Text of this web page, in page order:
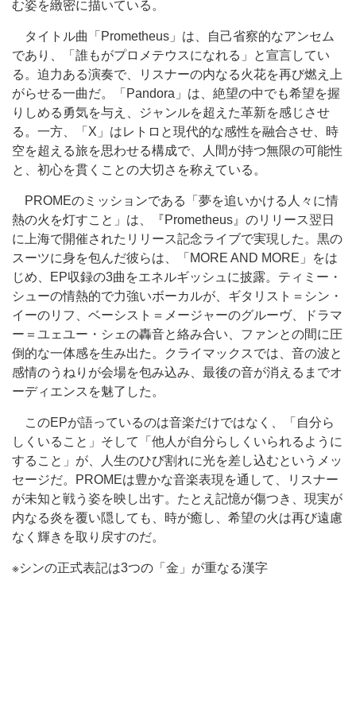
む姿を緻密に描いている。
タイトル曲「Prometheus」は、自己省察的なアンセム
であり、「誰もがプロメテウスになれる」と宣言してい
る。迫力ある演奏で、リスナーの内なる火花を再び燃え上
がらせる一曲だ。「Pandora」は、絶望の中でも希望を握
りしめる勇気を与え、ジャンルを超えた革新を感じさせ
る。一方、「X」はレトロと現代的な感性を融合させ、時
空を超える旅を思わせる構成で、人間が持つ無限の可能性
と、初心を貫くことの大切さを称えている。
PROMEのミッションである
「夢を追いかける人々に情
熱の火を灯すこと」 は、『Prometheus』のリリース翌日
に上海で開催されたリリース記念ライブで実現した。黒の
スーツに身を包んだ彼らは、「MORE AND MORE」をは
じめ、EP収録の3曲をエネルギッシュに披露。ティミー・
シューの情熱的で力強いボーカルが、ギタリスト＝シン・
イーのリフ、ベーシスト＝メージャーのグルーヴ、ドラマ
ー＝ユェユー・シェの轟音と絡み合い、ファンとの間に圧
倒的な一体感を生み出た。クライマックスでは、音の波と
感情のうねりが会場を包み込み、最後の音が消えるまでオ
ーディエンスを魅了した。
このEPが語っているのは音楽だけではなく、「自分ら
しくいること」そして「 他人が自分らしくいられるように
すること 」が、人生のひび割れに光を差し込むというメッ
セージだ。PROMEは豊かな音楽表現を通して、
リスナー
が未知と戦う姿を映し出す。たとえ記憶が傷つき、現実が
内なる炎を覆い隠しても、時が癒し、希望の火は再び遠慮
なく輝きを取り戻すのだ。
※シンの正式表記は3つの「金」が重なる漢字